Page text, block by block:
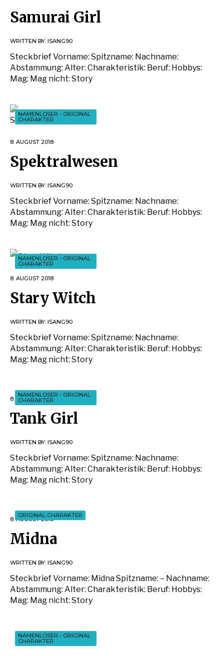
Samurai Girl
WRITTEN BY: ISANG90
Steckbrief Vorname: Spitzname: Nachname:
Abstammung: Alter: Charakteristik: Beruf: Hobbys:
Mag: Mag nicht: Story
NAMENLOSER • ORIGINAL
CHARAKTER
8. AUGUST 2018
Spektralwesen
WRITTEN BY: ISANG90
Steckbrief Vorname: Spitzname: Nachname:
Abstammung: Alter: Charakteristik: Beruf: Hobbys:
Mag: Mag nicht: Story
NAMENLOSER • ORIGINAL
CHARAKTER
8. AUGUST 2018
Stary Witch
WRITTEN BY: ISANG90
Steckbrief Vorname: Spitzname: Nachname:
Abstammung: Alter: Charakteristik: Beruf: Hobbys:
Mag: Mag nicht: Story
NAMENLOSER • ORIGINAL
CHARAKTER
8. AUGUST 2018
Tank Girl
WRITTEN BY: ISANG90
Steckbrief Vorname: Spitzname: Nachname:
Abstammung: Alter: Charakteristik: Beruf: Hobbys:
Mag: Mag nicht: Story
ORIGINAL CHARAKTER
8. AUGUST 2018
Midna
WRITTEN BY: ISANG90
Steckbrief Vorname: Midna Spitzname: – Nachname:
Abstammung: Alter: Charakteristik: Beruf: Hobbys:
Mag: Mag nicht: Story
NAMENLOSER • ORIGINAL
CHARAKTER